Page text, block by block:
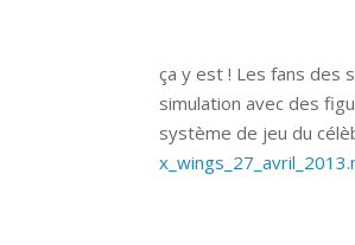
ça y est ! Les fans des
simulation avec des
système de jeu du